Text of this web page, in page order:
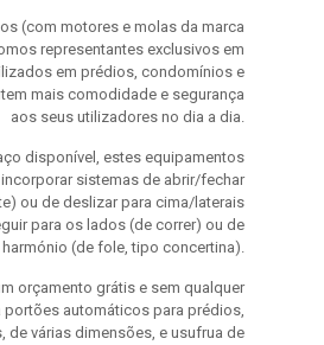
(com motores e molas da marca
representantes exclusivos em
em prédios, condomínios e
mais comodidade e segurança
aos seus utilizadores no dia a dia.
disponível, estes equipamentos
sistemas de abrir/fechar
ou de deslizar para cima/laterais
para os lados (de correr) ou de
harmónio (de fole, tipo concertina).
orçamento grátis e sem qualquer
automáticos para prédios,
de várias dimensões, e usufrua de